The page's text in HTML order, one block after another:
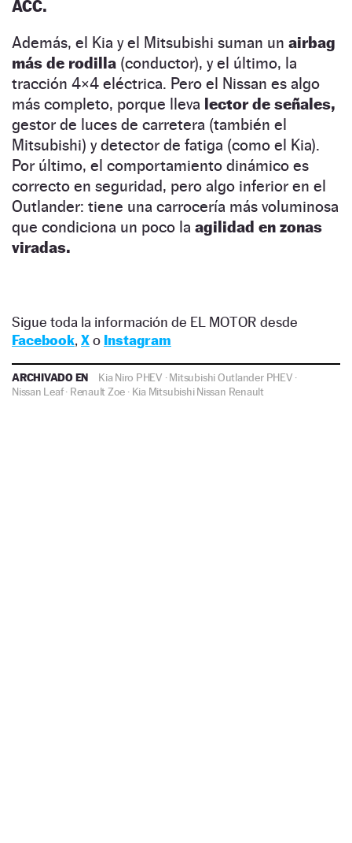
ACC.
Además, el Kia y el Mitsubishi suman un airbag
más de rodilla (conductor), y el último, la
tracción 4×4 eléctrica. Pero el Nissan es algo
más completo, porque lleva lector de señales,
gestor de luces de carretera (también el
Mitsubishi) y detector de fatiga (como el Kia).
Por último, el comportamiento dinámico es
correcto en seguridad, pero algo inferior en el
Outlander: tiene una carrocería más voluminosa
que condiciona un poco la agilidad en zonas
viradas.
Sigue toda la información de EL MOTOR desde
Facebook, Xo Instagram
ARCHIVADO EN Kia Niro PHEV ·Mitsubishi Outlander PHEV ·
Nissan Leaf· Renault Zoe · Kia Mitsubishi Nissan Renault